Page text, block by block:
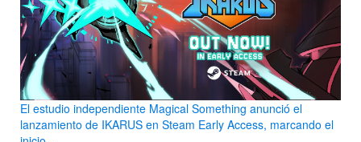
El estudio independiente Magical Something anunció el
lanzamiento de IKARUS en Steam Early Access, marcando el